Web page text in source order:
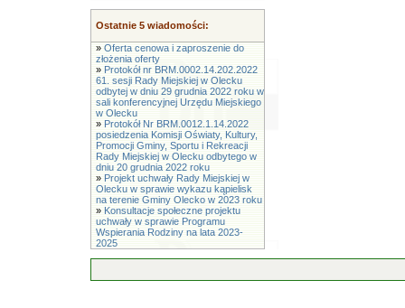
Ostatnie 5 wiadomości:
» Oferta cenowa i zaproszenie do
złożenia oferty
» Protokół nr BRM.0002.14.202.2022
61. sesji Rady Miejskiej w Olecku
odbytej w dniu 29 grudnia 2022 roku w
sali konferencyjnej Urzędu Miejskiego
w Olecku
» Protokół Nr BRM.0012.1.14.2022
posiedzenia Komisji Oświaty, Kultury,
Promocji Gminy, Sportu i Rekreacji
Rady Miejskiej w Olecku odbytego w
dniu 20 grudnia 2022 roku
» Projekt uchwały Rady Miejskiej w
Olecku w sprawie wykazu kąpielisk
na terenie Gminy Olecko w 2023 roku
» Konsultacje społeczne projektu
uchwały w sprawie Programu
Wspierania Rodziny na lata 2023-
2025